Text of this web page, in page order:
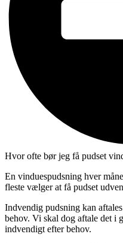
Hvor ofte bør jeg få pudset
En vinduespudsning hver
fleste vælger at få pudset
Indvendig pudsning kan
behov. Vi skal dog aftale det i
indvendigt efter behov.